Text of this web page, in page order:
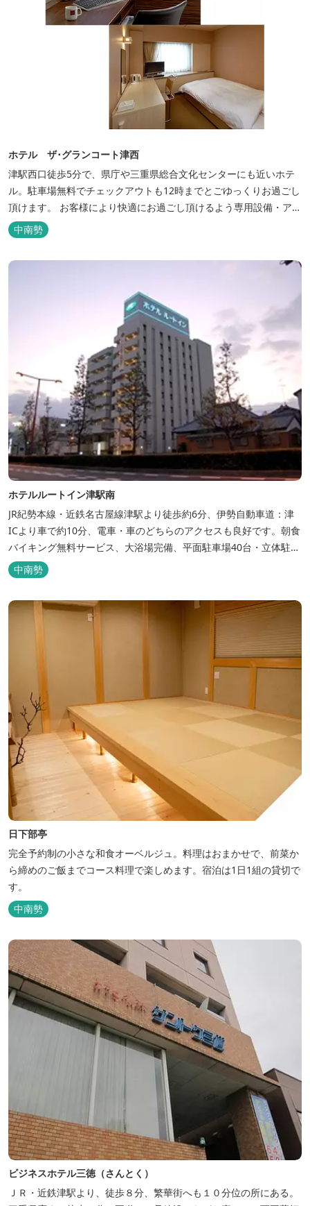
ホテル ザ･グランコート津西
津駅西口徒歩5分で、県庁や三重県総合文化センターにも近いホテ
ル。駐車場無料でチェックアウトも12時までとごゆっくりお過ごし
頂けます。 お客様により快適にお過ごし頂けるよう専用設備・アメ
ニティ付き女性専用フロアやビジネスマンに最適なパソコン・プリ
ンター設置のお部屋など多種多様な部屋タイプ・サービスをご用
意。本質の時間、至上の空間をお届けいたします。 また１Fにはカ
中南勢
ホテルルートイン津駅南
JR紀勢本線・近鉄名古屋線津駅より徒歩約6分、伊勢自動車道：津
ICより車で約10分、電車・車のどちらのアクセスも良好です。朝食
バイキング無料サービス、大浴場完備、平面駐車場40台・立体駐車
場34台、全室Wi-Fi完備。ビジネスにも観光にもご利用頂ける快適
なホテルライフをご提供します。
中南勢
日下部亭
完全予約制の小さな和食オーベルジュ。料理はおまかせで、前菜か
ら締めのご飯までコース料理で楽しめます。宿泊は1日1組の貸切で
す。
中南勢
ビジネスホテル三徳（さんとく）
ＪＲ・近鉄津駅より、徒歩８分、繁華街へも１０分位の所にある。